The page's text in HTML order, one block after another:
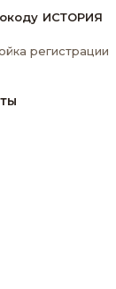
ИСТОРИЯ
регистрации